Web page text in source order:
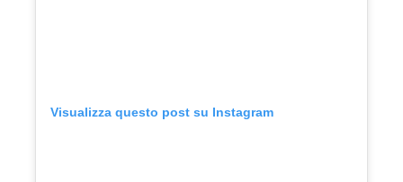
Visualizza questo post su Instagram